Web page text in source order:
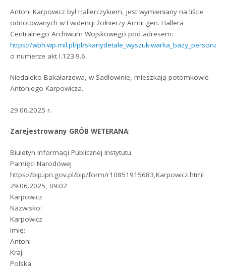
Antoni Karpowicz był Hallerczykiem, jest wymieniany na liście
odnotowanych w Ewidencji żołnierzy Armii gen. Hallera
Centralnego Archiwum Wojskowego pod adresem:
https://wbh.wp.mil.pl/pl/
o numerze akt I.123.9.6.
Niedaleko Bakałarzewa, w Sadłowinie, mieszkają potomkowie
Antoniego Karpowicza.
29.06.2025 r.
Zarejestrowany GRÓB WETERANA:
Biuletyn Informacji Publicznej Instytutu
Pamięci Narodowej
https://bip.ipn.gov.pl/bip/form/r10851915683,Karpowicz.html
29.06.2025, 09:02
Karpowicz
Nazwisko:
Karpowicz
Imię:
Antoni
Kraj:
Polska